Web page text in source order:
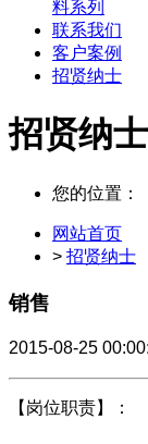
料系列
联系我们
客户案例
招贤纳士
招贤纳士
您的位置：
网站首页
> 招贤纳士
销售
2015-08-25
【岗位职责】：